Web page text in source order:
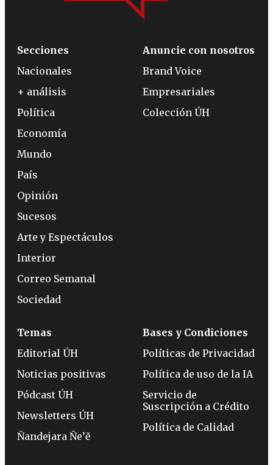
Secciones
Nacionales
+ análisis
Política
Economía
Mundo
País
Opinión
Sucesos
Arte y Espectáculos
Interior
Correo Semanal
Sociedad
Anuncie con nosotros
Brand Voice
Empresariales
Colección ÚH
Temas
Editorial ÚH
Noticias positivas
Pódcast ÚH
Newsletters ÚH
Ñandejara Ñe’ẽ
Bases y Condiciones
Políticas de Privacidad
Política de uso de la IA
Servicio de
Suscripción a Crédito
Política de Calidad